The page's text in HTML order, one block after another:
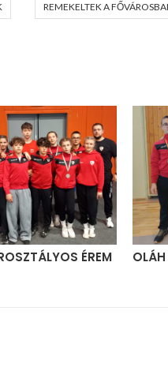
REMEKELTEK A
ÉREM